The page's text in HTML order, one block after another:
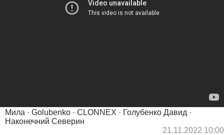
Мила · Golubenko · CLONNEX · Голубенко Давид ·
Наконечний Северин
21.11.2022 10:00